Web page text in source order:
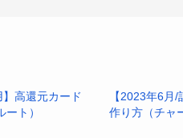
イドカード
ド
（ICチップ付）
】高還元カード
ト）
【2023年6月
作り方（チャ